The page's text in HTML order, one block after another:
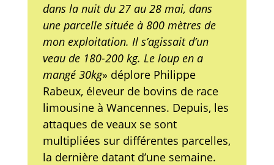
dans la nuit du 27 au 28 mai, dans
une parcelle située à 800 mètres de
mon exploitation. Il s’agissait d’un
veau de 180-200 kg. Le loup en a
mangé 30kg» déplore Philippe
Rabeux, éleveur de bovins de race
limousine à Wancennes. Depuis, les
attaques de veaux se sont
multipliées sur différentes parcelles,
la dernière datant d’une semaine.